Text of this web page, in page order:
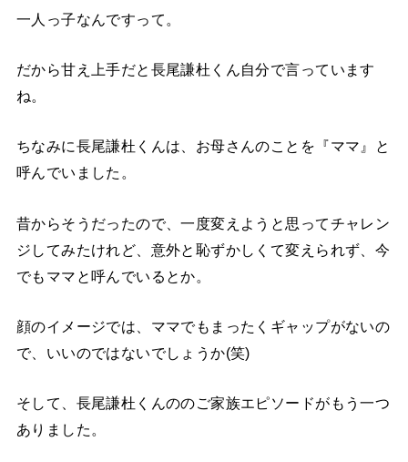
一人っ子なんですって。
だから甘え上手だと長尾謙杜くん自分で言っています
ね。
ちなみに長尾謙杜くんは、お母さんのことを『ママ』と
呼んでいました。
昔からそうだったので、一度変えようと思ってチャレン
ジしてみたけれど、意外と恥ずかしくて変えられず、今
でもママと呼んでいるとか。
顔のイメージでは、ママでもまったくギャップがないの
で、いいのではないでしょうか(笑)
そして、長尾謙杜くんののご家族エピソードがもう一つ
ありました。